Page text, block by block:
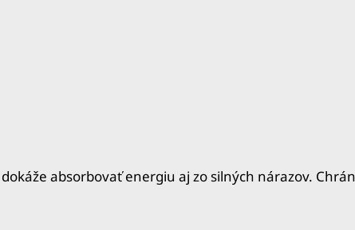
absorbovať energiu aj zo silných nárazov.